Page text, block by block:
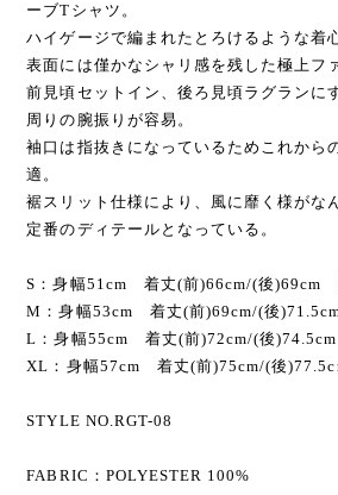
ーブTシャツ。
ハイゲージで編まれたとろけるような着
表面には僅かなシャリ感を残した極上フ
前見頃セットイン、後ろ見頃ラグランに
周りの腕振りが容易。
袖口は指抜きになっているためこれから
適。
裾スリット仕様により、風に靡く様がな
定番のディテールとなっている。
S：身幅51cm 着丈(前)66cm/(後)69cm
M：身幅53cm 着丈(前)69cm/(後
L：身幅55cm 着丈(前)72cm/(後
XL：身幅57cm 着丈(前)75cm/(後
STYLE NO.RGT-08
FABRIC：POLYESTER 100%